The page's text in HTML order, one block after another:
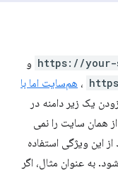
https://your- و
، هم‌سایت اما با
یک زیر دامنه در
همان سایت را نمی
این ویژگی استفاده
به عنوان مثال، اگر